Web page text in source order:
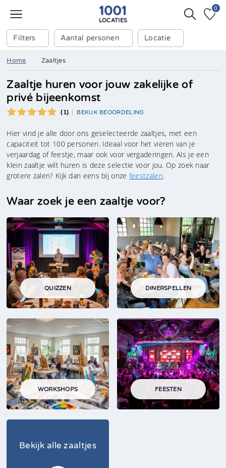
LOCATIES
Filters Aantal personen Locatie
0
Home Zaaltjes
Zaaltje huren voor jouw zakelijke of
privé bijeenkomst
(1) BEKIJK BEOORDELING
Hier vind je alle door ons geselecteerde zaaltjes, met een
capaciteit tot 100 personen. Ideaal voor het vieren van je
verjaardag of feestje, maar ook voor vergaderingen. Als je een
klein zaaltje wilt huren is deze selectie voor jou. Op zoek naar
grotere zalen? Kijk dan eens bij onze feestzalen.
Waar zoek je een zaaltje voor?
QUIZZEN DINERSPELLEN
WORKSHOPS FEESTEN
Bekijk alle zaaltjes